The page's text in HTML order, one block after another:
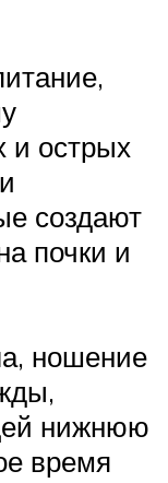
и острых
создают
почки и
ношение
нижнюю
время